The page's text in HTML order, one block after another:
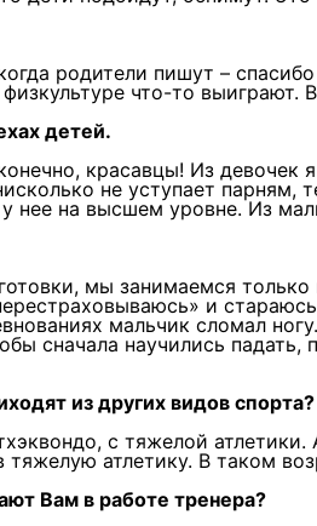
родители пишут –
что-то выиграют.
детей.
красавцы! Из девочек
не уступает парням,
нее на высшем уровне. Из
мы занимаемся
и
мальчик сломал
сначала научились падать,
из других видов спорта?
с тяжелой
тяжелую атлетику. В таком
Вам в работе тренера?